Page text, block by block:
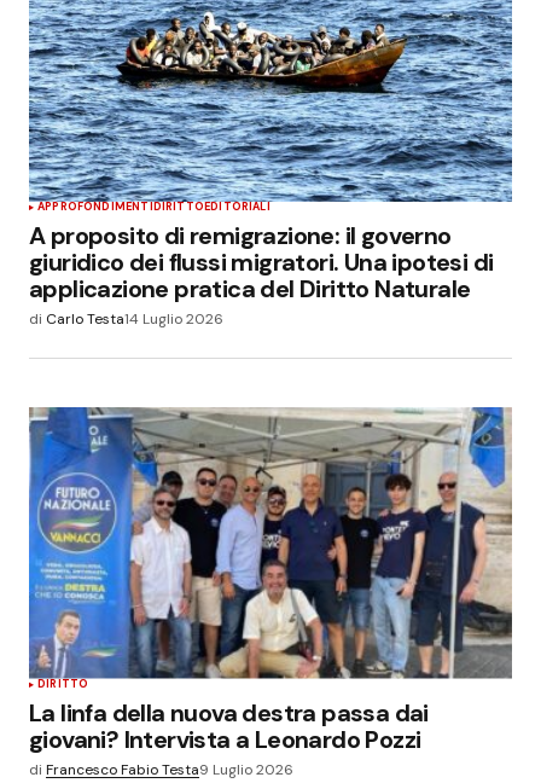
Commenta*
Your Name*
Your E-mail *
Salva il mio nome, email e sito web in questo
Invia commento
APPROFONDIMENTI DIRITTO EDITORIALI
A proposito di remigrazione: il governo
giuridico dei flussi migratori. Una ipotesi di
applicazione pratica del Diritto Naturale
di Carlo Testa14 Luglio 2026
DIRITTO
La linfa della nuova destra passa dai
giovani? Intervista a Leonardo Pozzi
di Francesco Fabio Testa9 Luglio 2026